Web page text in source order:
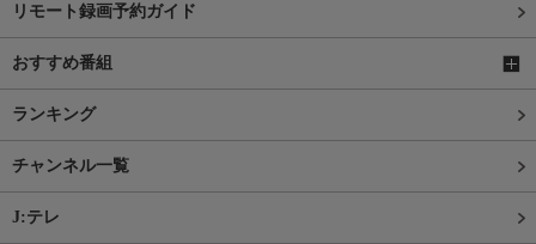
リモート録画予約ガイド
おすすめ番組
ランキング
チャンネル一覧
J:テレ